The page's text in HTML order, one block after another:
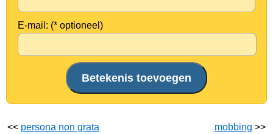
E-mail: (* optioneel)
<< persona non grata mobbing >>